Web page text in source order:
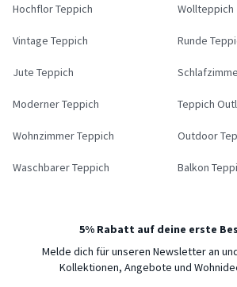
Hochflor Teppich Wollteppich
Vintage Teppich Runde
Jute Teppich
Moderner Teppich Teppich
Wohnzimmer Teppich Outdoor
Waschbarer Teppich Balkon
5% Rabatt auf deine erste
Melde dich für unseren Newsletter an
Kollektionen, Angebote und